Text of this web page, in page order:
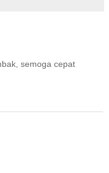
semoga cepat